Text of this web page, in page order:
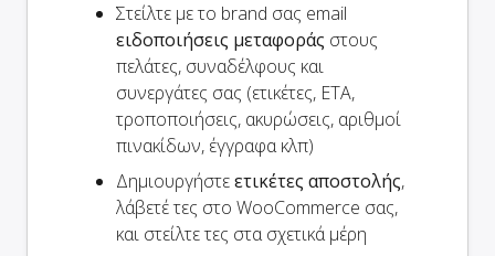
Στείλτε με το brand σας email
ειδοποιήσεις μεταφοράς στους
πελάτες, συναδέλφους και
συνεργάτες σας (ετικέτες, ETA,
τροποποιήσεις, ακυρώσεις, αριθμοί
πινακίδων, έγγραφα κλπ)
Δημιουργήστεετικέτες αποστολής,
λάβετέ τες στο WooCommerce σας,
και στείλτε τες στα σχετικά μέρη